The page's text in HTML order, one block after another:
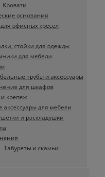
Кровати
основания
офисных кресел
стойки для одежды
для мебели
трубы и аксессуары
для шкафов
крепеж
аксессуары для мебели
и раскладушки
Табуреты и скамьи